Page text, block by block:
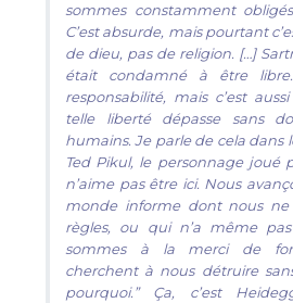
sommes constamment
C’est absurde, mais pourtant
de dieu, pas de religion. […]
était condamné à être
responsabilité, mais c’est
telle liberté dépasse sans
humains. Je parle de cela dans
Ted Pikul, le personnage joué
n’aime pas être ici. Nous
monde informe dont nous ne
règles, ou qui n’a même
sommes à la merci de
cherchent à nous détruire
pourquoi.” Ça, c’est